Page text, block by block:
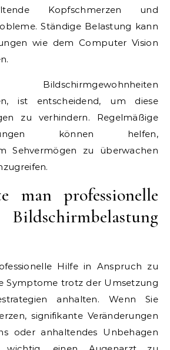
Kopfschmerzen und
Ständige Belastung kann
wie dem Computer Vision
ist entscheidend, um diese
zu verhindern. Regelmäßige
können helfen,
Sehvermögen zu überwachen
man professionelle
Hilfe in Anspruch zu
Symptome trotz der Umsetzung
anhalten. Wenn Sie
signifikante Veränderungen
oder anhaltendes Unbehagen